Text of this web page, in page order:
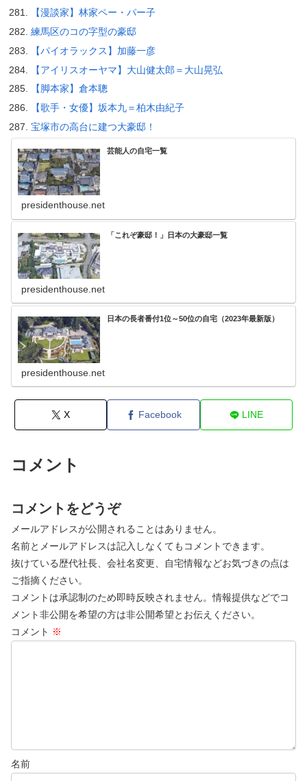
【漫談家】林家ペー・パー子
練馬区のコの字型の豪邸
【パイオラックス】加藤一彦
【アイリスオーヤマ】大山健太郎＝大山晃弘
【脚本家】倉本聰
【歌手・女優】坂本九＝柏木由紀子
宝塚市の高台に建つ大豪邸！
芸能人の自宅一覧
presidenthouse.net
「これぞ豪邸！」日本の大豪邸一覧
presidenthouse.net
日本の長者番付1位～50位の自宅（2023年最新版）
presidenthouse.net
X Facebook LINE
コメント
コメントをどうぞ
メールアドレスが公開されることはありません。
名前とメールアドレスは記入しなくてもコメントできます。
抜けている歴代社長、会社名変更、自宅情報などお気づきの点は
ご指摘ください。
コメントは承認制のため即時反映されません。情報提供などでコ
メント非公開を希望の方は非公開希望とお伝えください。
コメント ※
名前